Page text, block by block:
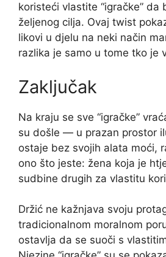
koristeći vlastite “igračke” da
željenog cilja. Ovaj twist
likovi u djelu na neki način
razlika je samo u tome tko je
Zaključak
Na kraju se sve “igračke”
su došle — u prazan prostor
ostaje bez svojih alata moći,
ono što jeste: žena koja je
sudbine drugih za vlastitu
Držić ne kažnjava svoju
tradicionalnom moralnom
ostavlja da se suoči s